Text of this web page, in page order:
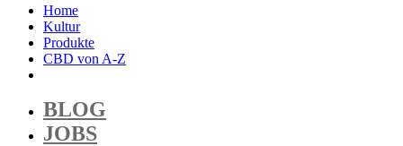
Home
Kultur
Produkte
CBD von A-Z
BLOG
JOBS